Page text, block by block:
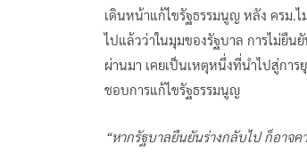
เดินหน้าแก้ไขรัฐธรรมนูญ หลัง ครม.
ไปแล้วว่าในมุมของรัฐบาล การไม่ยืน
ผ่านมา เคยเป็นเหตุหนึ่งที่นำไปสู่การ
ชอบการแก้ไขรัฐธรรมนูญ
“หากรัฐบาลยืนยันร่างกลับไป ก็อาจ